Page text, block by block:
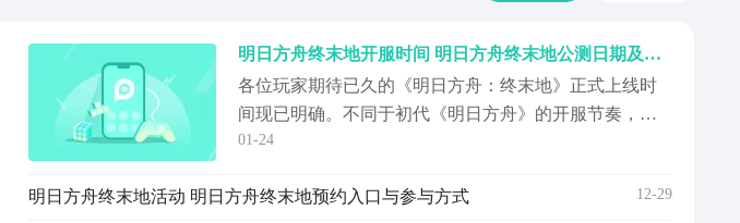
明日方舟终末地开服时间 明日方舟终末地公测日期及预约入口
各位玩家期待已久的《明日方舟：终末地》正式上线时
间现已明确。不同于初代《明日方舟》的开服节奏，本
次衍生作品将开启全新的星际建设篇章。为帮助大家第
法要点，助你从容备战。《明日方舟：终末地》将于
01-24
明日方舟终末地活动 明日方舟终末地预约入口与参与方式 12-29